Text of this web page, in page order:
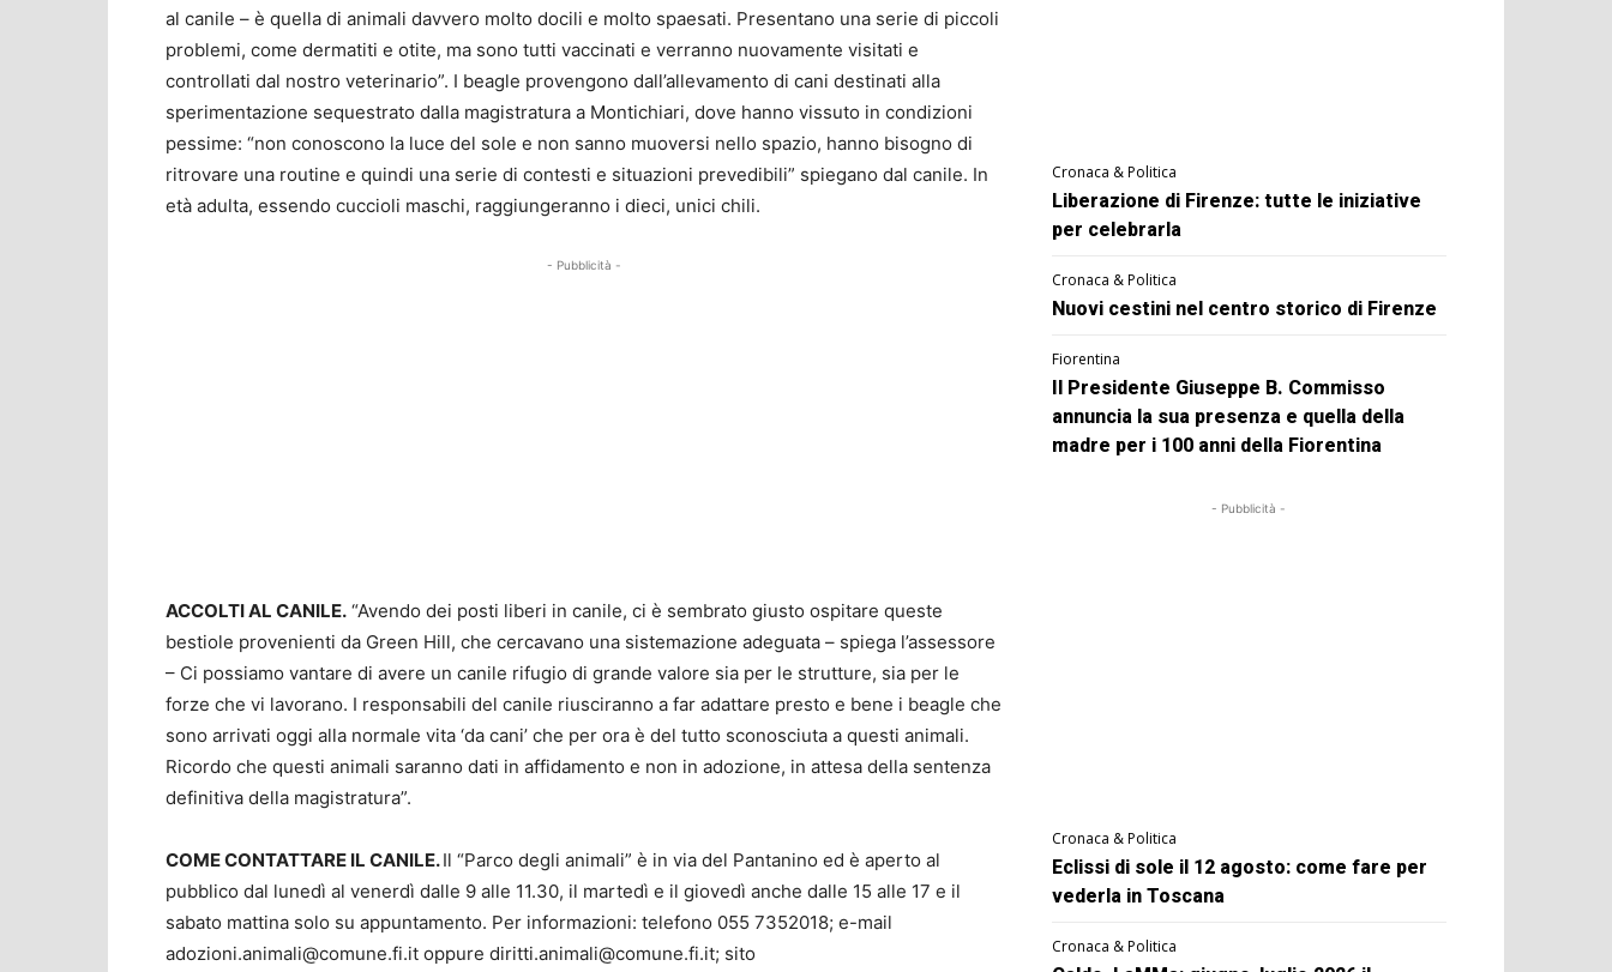
al canile – è quella di animali davvero molto docili e molto spaesati. Presentano una serie di piccoli
problemi, come dermatiti e otite, ma sono tutti vaccinati e verranno nuovamente visitati e
controllati dal nostro veterinario”. I beagle provengono dall’allevamento di cani destinati alla
sperimentazione sequestrato dalla magistratura a Montichiari, dove hanno vissuto in condizioni
pessime: “non conoscono la luce del sole e non sanno muoversi nello spazio, hanno bisogno di
ritrovare una routine e quindi una serie di contesti e situazioni prevedibili” spiegano dal canile. In
età adulta, essendo cuccioli maschi, raggiungeranno i dieci, unici chili.
- Pubblicità -
ACCOLTI AL CANILE. “Avendo dei posti liberi in canile, ci è sembrato giusto ospitare queste
bestiole provenienti da Green Hill, che cercavano una sistemazione adeguata – spiega l’assessore
– Ci possiamo vantare di avere un canile rifugio di grande valore sia per le strutture, sia per le
forze che vi lavorano. I responsabili del canile riusciranno a far adattare presto e bene i beagle che
sono arrivati oggi alla normale vita ‘da cani’ che per ora è del tutto sconosciuta a questi animali.
Ricordo che questi animali saranno dati in affidamento e non in adozione, in attesa della sentenza
definitiva della magistratura”.
COME CONTATTARE IL CANILE.Il “Parco degli animali” è in via del Pantanino ed è aperto al
pubblico dal lunedì al venerdì dalle 9 alle 11.30, il martedì e il giovedì anche dalle 15 alle 17 e il
sabato mattina solo su appuntamento. Per informazioni: telefono 055 7352018; e-mail
adozioni.animali@comune.fi.it oppure diritti.animali@comune.fi.it; sito
Cronaca & Politica
Liberazione di Firenze: tutte le iniziative
per celebrarla
Cronaca & Politica
Nuovi cestini nel centro storico di Firenze
Fiorentina
Il Presidente Giuseppe B. Commisso
annuncia la sua presenza e quella della
madre per i 100 anni della Fiorentina
- Pubblicità -
Cronaca & Politica
Eclissi di sole il 12 agosto: come fare per
vederla in Toscana
Cronaca & Politica